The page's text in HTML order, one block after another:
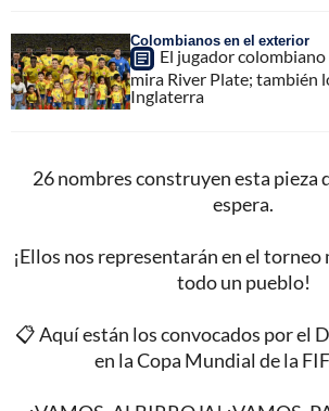
Colombianos en el exterior
El jugador
mira River Plate; también
Inglaterra
26 nombres construyen esta pieza
espera.
¡Ellos nos representarán en el torneo
todo un pueblo!
📋 Aquí están los convocados por el
en la Copa Mundial de la